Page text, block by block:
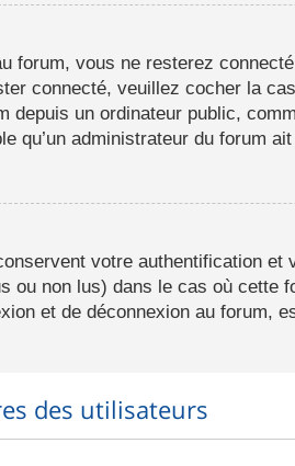
vous ne resterez
connecté, veuillez cocher la
un ordinateur public,
qu’un administrateur du forum
votre authentification et
ou non lus) dans le cas où cette
et de déconnexion au forum,
des utilisateurs